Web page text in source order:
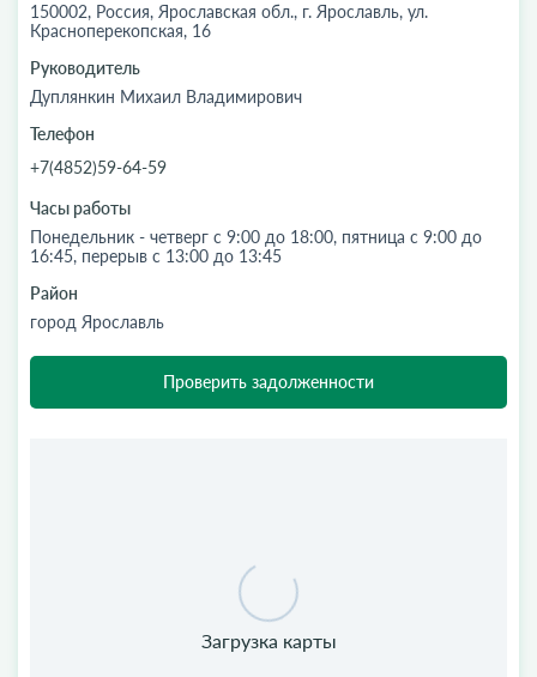
150002, Россия, Ярославская обл., г. Ярославль, ул.
Красноперекопская, 16
Руководитель
Дуплянкин Михаил Владимирович
Телефон
+7(4852)59-64-59
Часы работы
Понедельник - четверг с 9:00 до 18:00, пятница с 9:00 до
16:45, перерыв с 13:00 до 13:45
Район
город Ярославль
Проверить задолженности